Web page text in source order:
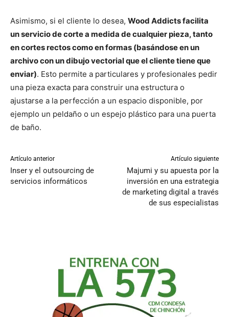
Asimismo, si el cliente lo desea, Wood Addicts facilita
un servicio de corte a medida de cualquier pieza, tanto
en cortes rectos como en formas (basándose en un
archivo con un dibujo vectorial que el cliente tiene que
enviar). Esto permite a particulares y profesionales pedir
una pieza exacta para construir una estructura o
ajustarse a la perfección a un espacio disponible, por
ejemplo un peldaño o un espejo plástico para una puerta
de baño.
Artículo anterior
Inser y el outsourcing de
servicios informáticos
Artículo siguiente
Majumi y su apuesta por la
inversión en una estrategia
de marketing digital a través
de sus especialistas